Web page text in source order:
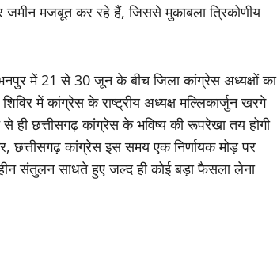
जमीन मजबूत कर रहे हैं, जिससे मुकाबला त्रिकोणीय
में 21 से 30 जून के बीच जिला कांग्रेस अध्यक्षों का
में कांग्रेस के राष्ट्रीय अध्यक्ष मल्लिकार्जुन खरगे
छत्तीसगढ़ कांग्रेस के भविष्य की रूपरेखा तय होगी
छत्तीसगढ़ कांग्रेस इस समय एक निर्णायक मोड़ पर
संतुलन साधते हुए जल्द ही कोई बड़ा फैसला लेना